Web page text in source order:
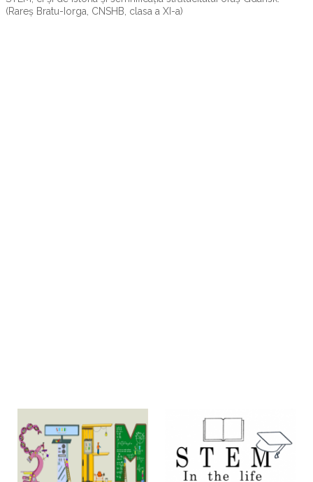
(Rareș Bratu-Iorga, CNSHB, clasa a XI-a)